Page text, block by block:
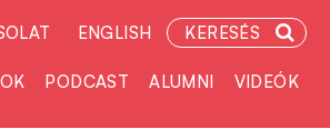
ENGLISH KERESÉS
PODCAST ALUMNI VIDEÓK